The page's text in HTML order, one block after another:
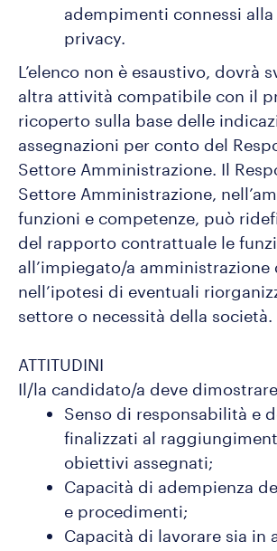
adempimenti connessi
privacy.
L’elenco non è esaustivo, dovrà
altra attività compatibile con il
ricoperto sulla base delle
assegnazioni per conto del
Settore Amministrazione. Il
Settore Amministrazione,
funzioni e competenze, può
del rapporto contrattuale le
all’impiegato/a amministrazione
nell’ipotesi di eventuali
settore o necessità della società.
ATTITUDINI
Il/la candidato/a deve
Senso di responsabilità e
finalizzati al
obiettivi assegnati;
Capacità di adempienza
e procedimenti;
Capacità di lavorare sia in